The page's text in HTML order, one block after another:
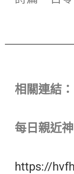
相關連結：
每日親近
https://